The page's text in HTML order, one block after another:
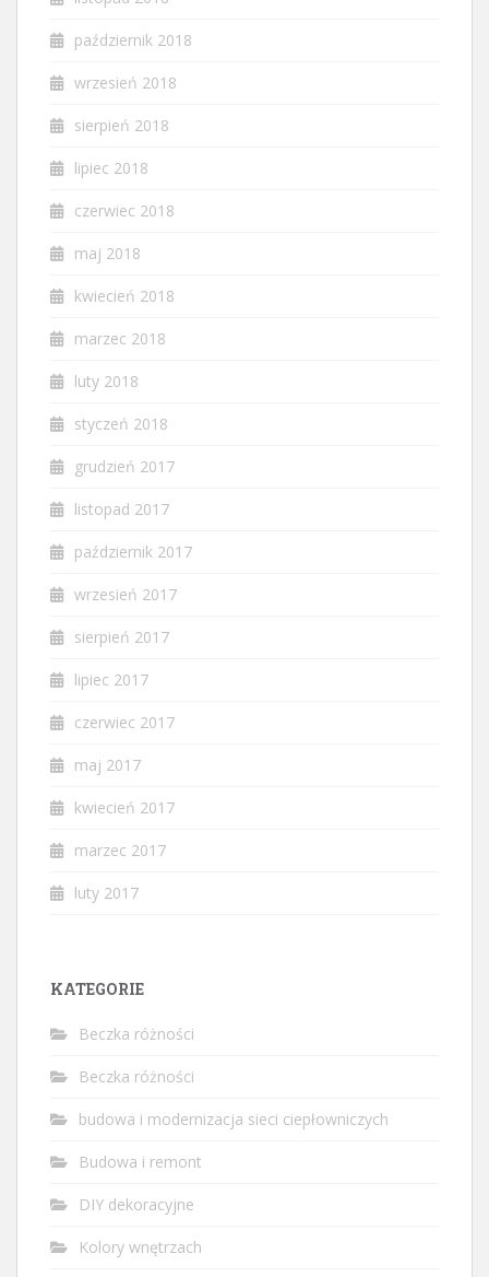
październik 2018
wrzesień 2018
sierpień 2018
lipiec 2018
czerwiec 2018
maj 2018
kwiecień 2018
marzec 2018
luty 2018
styczeń 2018
grudzień 2017
listopad 2017
październik 2017
wrzesień 2017
sierpień 2017
lipiec 2017
czerwiec 2017
maj 2017
kwiecień 2017
marzec 2017
luty 2017
KATEGORIE
Beczka różności
Beczka różności
budowa i modernizacja sieci ciepłowniczych
Budowa i remont
DIY dekoracyjne
Kolory wnętrzach